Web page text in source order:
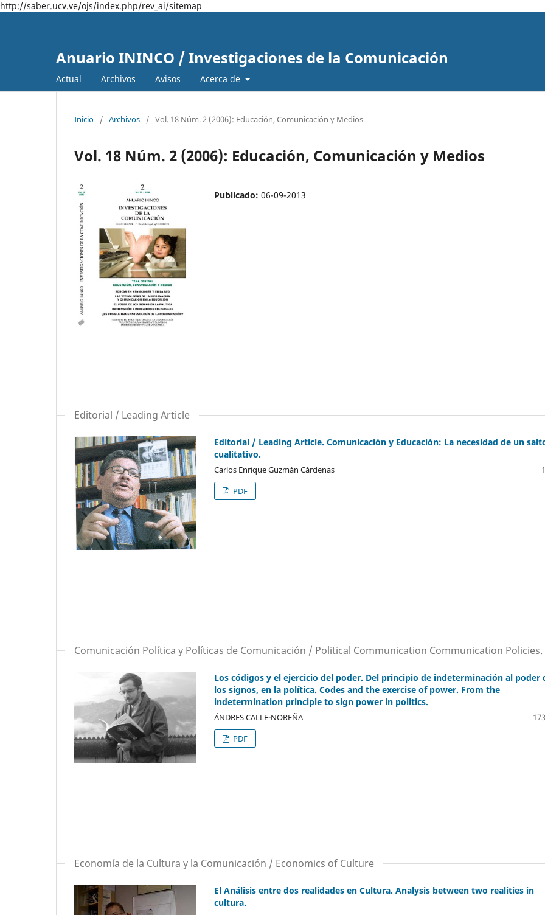
http://saber.ucv.ve/ojs/index.php/rev_ai/sitemap
Anuario ININCO / Investigaciones de la Comunicación
Actual Archivos Avisos Acerca de
Inicio / Archivos / Vol. 18 Núm. 2 (2006): Educación, Comunicación y Medios
Vol. 18 Núm. 2 (2006): Educación, Comunicación y Medios
Publicado: 06-09-2013
Editorial / Leading Article
Editorial / Leading Article. Comunicación y Educación: La necesidad de un
cualitativo.
Carlos Enrique Guzmán Cárdenas
PDF
Comunicación Política y Políticas de Comunicación / Political Communication Communication Policies.
Los códigos y el ejercicio del poder. Del principio de indeterminación al poder
los signos, en la política. Codes and the exercise of power. From the
indetermination principle to sign power in politics.
ÁNDRES CALLE-NOREÑA
PDF
Economía de la Cultura y la Comunicación / Economics of Culture
El Análisis entre dos realidades en Cultura. Analysis between two realities in
cultura.